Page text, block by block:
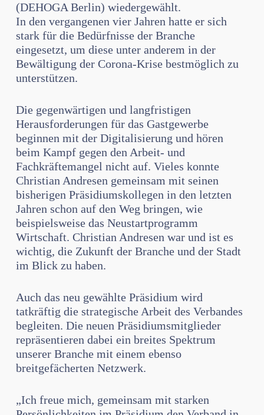
(DEHOGA Berlin) wiedergewählt.
In den vergangenen vier Jahren hatte er sich
stark für die Bedürfnisse der Branche
eingesetzt, um diese unter anderem in der
Bewältigung der Corona-Krise bestmöglich zu
unterstützen.
Die gegenwärtigen und langfristigen
Herausforderungen für das Gastgewerbe
beginnen mit der Digitalisierung und hören
beim Kampf gegen den Arbeit- und
Fachkräftemangel nicht auf. Vieles konnte
Christian Andresen gemeinsam mit seinen
bisherigen Präsidiumskollegen in den letzten
Jahren schon auf den Weg bringen, wie
beispielsweise das Neustartprogramm
Wirtschaft. Christian Andresen war und ist es
wichtig, die Zukunft der Branche und der Stadt
im Blick zu haben.
Auch das neu gewählte Präsidium wird
tatkräftig die strategische Arbeit des Verbandes
begleiten. Die neuen Präsidiumsmitglieder
repräsentieren dabei ein breites Spektrum
unserer Branche mit einem ebenso
breitgefächerten Netzwerk.
„Ich freue mich, gemeinsam mit starken